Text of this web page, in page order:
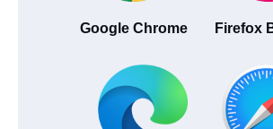
Google Chrome Firefox